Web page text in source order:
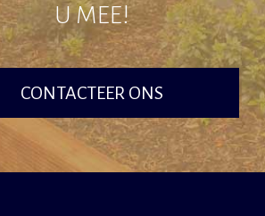
U MEE!
CONTACTEER ONS